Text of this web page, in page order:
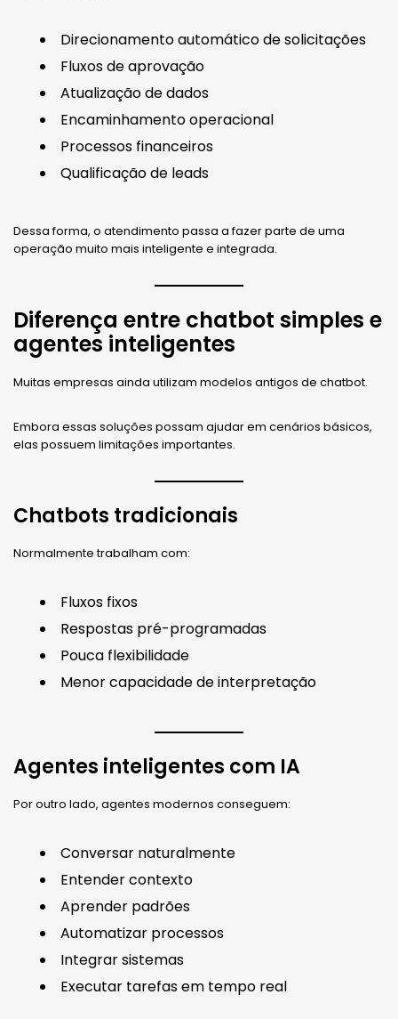
Direcionamento automático de solicitações
Fluxos de aprovação
Atualização de dados
Encaminhamento operacional
Processos financeiros
Qualificação de leads
Dessa forma, o atendimento passa a fazer parte de uma
operação muito mais inteligente e integrada.
Diferença entre chatbot simples e
agentes inteligentes
Muitas empresas ainda utilizam modelos antigos de chatbot.
Embora essas soluções possam ajudar em cenários básicos,
elas possuem limitações importantes.
Chatbots tradicionais
Normalmente trabalham com:
Fluxos fixos
Respostas pré-programadas
Pouca flexibilidade
Menor capacidade de interpretação
Agentes inteligentes com IA
Por outro lado, agentes modernos conseguem:
Conversar naturalmente
Entender contexto
Aprender padrões
Automatizar processos
Integrar sistemas
Executar tarefas em tempo real